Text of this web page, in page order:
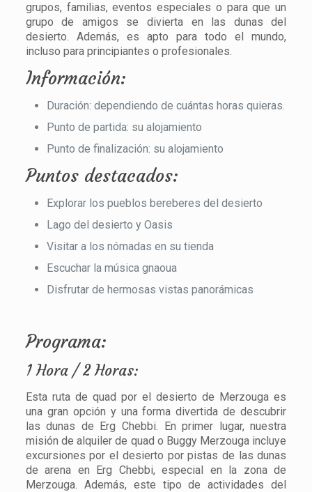
grupos, familias, eventos especiales o para que un
grupo de amigos se divierta en las dunas del
desierto. Además, es apto para todo el mundo,
incluso para principiantes o profesionales.
Información:
Duración: dependiendo de cuántas horas quieras.
Punto de partida: su alojamiento
Punto de finalización: su alojamiento
Puntos destacados:
Explorar los pueblos bereberes del desierto
Lago del desierto y Oasis
Visitar a los nómadas en su tienda
Escuchar la música gnaoua
Disfrutar de hermosas vistas panorámicas
Programa:
1 Hora / 2 Horas:
Esta ruta de quad por el desierto de Merzouga es
una gran opción y una forma divertida de descubrir
las dunas de Erg Chebbi. En primer lugar, nuestra
misión de alquiler de quad o Buggy Merzouga incluye
excursiones por el desierto por pistas de las dunas
de arena en Erg Chebbi, especial en la zona de
Merzouga. Además, este tipo de actividades del